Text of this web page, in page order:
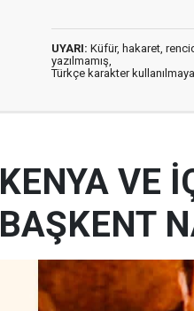
UYARI: Küfür, hakaret,
yazılmamış,
Türkçe karakter
KENYA VE
BAŞKENT